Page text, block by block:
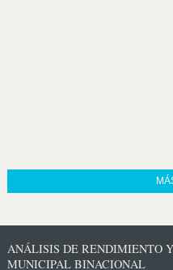
ANÁLISIS DE RENDIMIENTO
MUNICIPAL BINACIONAL